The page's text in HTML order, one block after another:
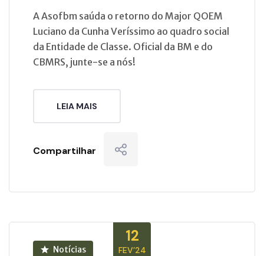
A Asofbm saúda o retorno do Major QOEM
Luciano da Cunha Veríssimo ao quadro social
da Entidade de Classe. Oficial da BM e do
CBMRS, junte-se a nós!
LEIA MAIS
Compartilhar
12
FEV’24
Notícias